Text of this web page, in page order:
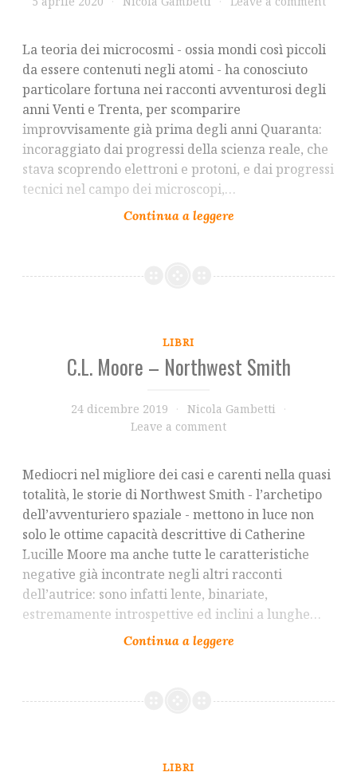
La teoria dei microcosmi - ossia mondi così piccoli
da essere contenuti negli atomi - ha conosciuto
particolare fortuna nei racconti avventurosi degli
anni Venti e Trenta, per scomparire
improvvisamente già prima degli anni Quaranta:
incoraggiato dai progressi della scienza reale, che
stava scoprendo elettroni e protoni, e dai progressi
tecnici nel campo dei microscopi,…
LIBRI
C.L. Moore – Northwest Smith
24 dicembre 2019
Nicola Gambetti
Leave a comment
Mediocri nel migliore dei casi e carenti nella quasi
totalità, le storie di Northwest Smith - l’archetipo
dell’avventuriero spaziale - mettono in luce non
solo le ottime capacità descrittive di Catherine
Lucille Moore ma anche tutte le caratteristiche
negative già incontrate negli altri racconti
dell’autrice: sono infatti lente, binariate,
estremamente introspettive ed inclini a lunghe…
LIBRI